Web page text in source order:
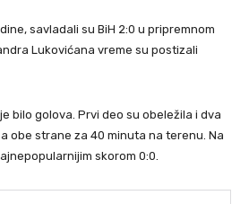
savladali su BiH 2:0 u pripremnom
Lukovićana vreme su postizali
bilo golova. Prvi deo su obeležila i dva
obe strane za 40 minuta na terenu. Na
skorom 0:0.